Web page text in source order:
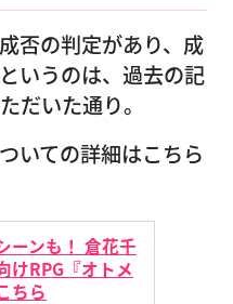
否の判定があり、成
いうのは、過去の記
だいた通り。
いての詳細はこちら
ーンも！ 倉花千
けRPG『オトメ
ちら